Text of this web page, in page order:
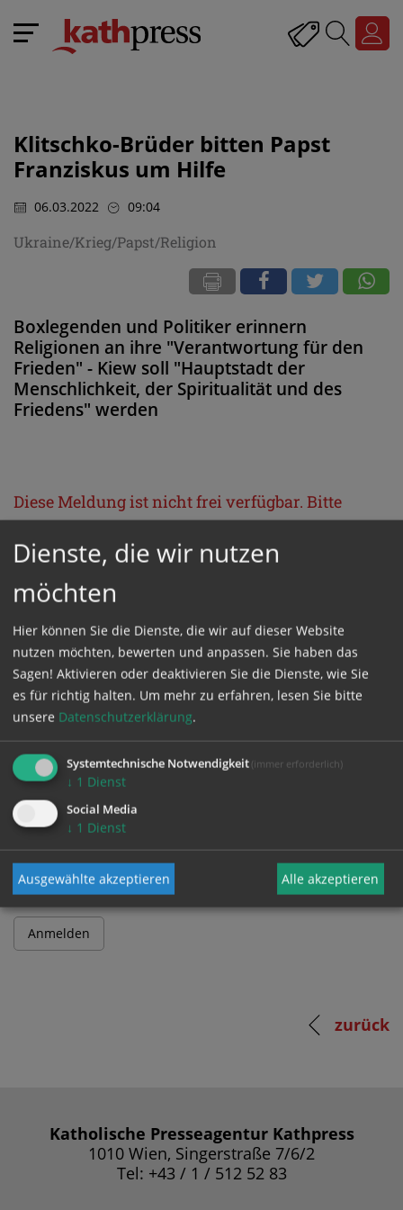
Klitschko-Brüder bitten Papst
Franziskus um Hilfe
06.03.2022 09:04
Ukraine/Krieg/Papst/Religion
Boxlegenden und Politiker erinnern
Religionen an ihre "Verantwortung für den
Frieden" - Kiew soll "Hauptstadt der
Menschlichkeit, der Spiritualität und des
Friedens" werden
Diese Meldung ist nicht frei verfügbar. Bitte
ProduktKathpress_online.
Bitte melden Sie sich mit Ihrem Benutzernamen
und Passwort an.
Benutzername
Passwort
zurück
Katholische Presseagentur Kathpress
1010 Wien, Singerstraße 7/6/2
Tel: +43 / 1 / 512 52 83
Dienste, die wir nutzen
möchten
Hier können Sie die Dienste, die wir auf dieser Website
nutzen möchten, bewerten und anpassen. Sie haben das
Sagen! Aktivieren oder deaktivieren Sie die Dienste, wie Sie
es für richtig halten. Um mehr zu erfahren, lesen Sie bitte
unsere Datenschutzerklärung.
Systemtechnische Notwendigkeit (immer erforderlich)
↓ 1 Dienst
Social Media
↓ 1 Dienst
Ausgewählte akzeptieren Alle akzeptieren